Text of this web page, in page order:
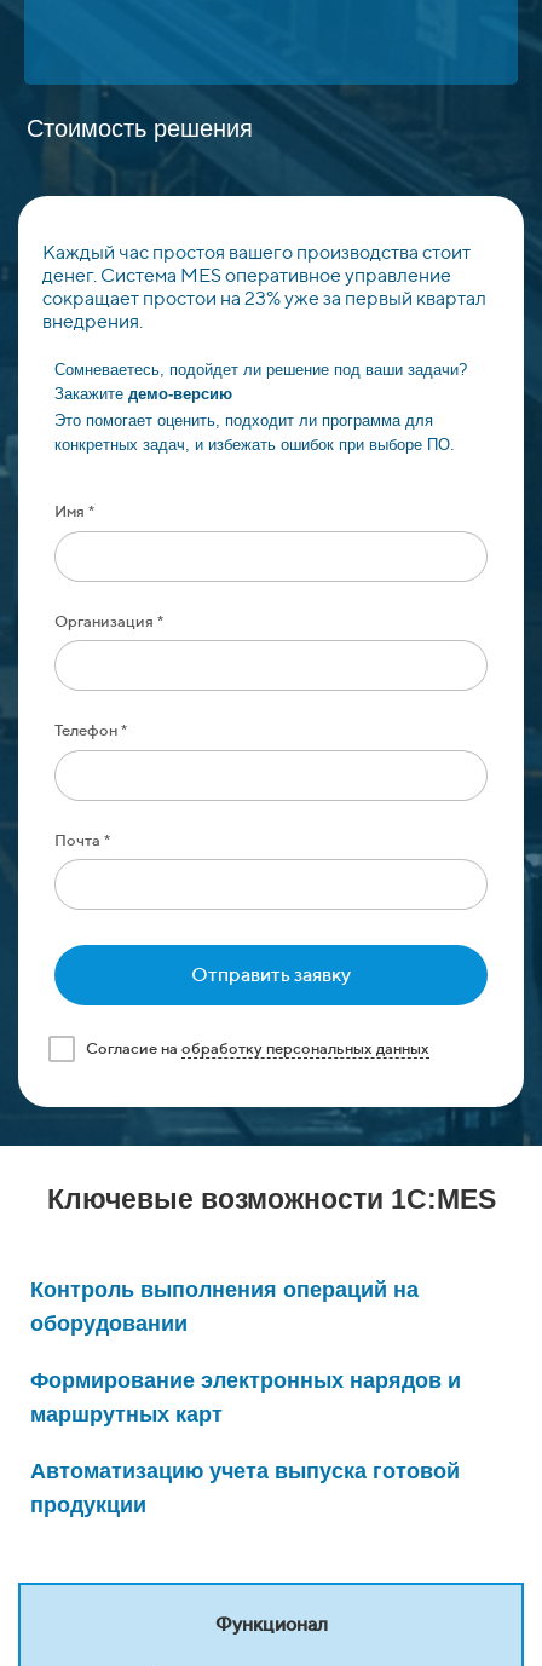
Стоимость решения
Каждый час простоя вашего производства стоит
денег. Система MES оперативное управление
сокращает простои на 23% уже за первый квартал
внедрения.
Сомневаетесь, подойдет ли решение под ваши задачи?
Закажите демо-версию
Это помогает оценить, подходит ли программа для
конкретных задач, и избежать ошибок при выборе ПО.
Имя *
Организация *
Телефон *
Почта *
Отправить заявку
Cогласие на обработку персональных данных
Ключевые возможности 1С:MES
Контроль выполнения операций на
оборудовании
Формирование электронных нарядов и
маршрутных карт
Автоматизацию учета выпуска готовой
продукции
Функционал